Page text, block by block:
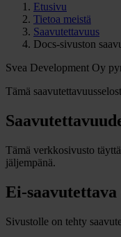
Etusivu
Tietoa meistä
Saavutettavuus
Docs-sivuston
Svea Development Oy
Tämä
Tämä verkkosivusto
jäljempänä.
Ei-saavutettava
Sivustolle on tehty